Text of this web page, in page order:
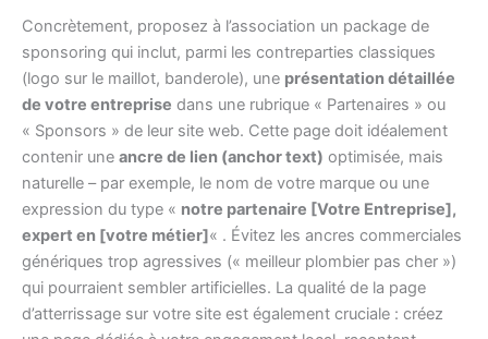
Concrètement, proposez à l’association un package de
sponsoring qui inclut, parmi les contreparties classiques
(logo sur le maillot, banderole), une présentation détaillée
de votre entreprise dans une rubrique « Partenaires » ou
« Sponsors » de leur site web. Cette page doit idéalement
contenir une ancre de lien (anchor text) optimisée, mais
naturelle – par exemple, le nom de votre marque ou une
expression du type « notre partenaire [Votre Entreprise],
expert en [votre métier]« . Évitez les ancres commerciales
génériques trop agressives (« meilleur plombier pas cher »)
qui pourraient sembler artificielles. La qualité de la page
d’atterrissage sur votre site est également cruciale : créez